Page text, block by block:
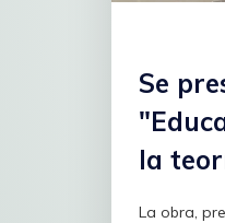
Se
la
La obra,